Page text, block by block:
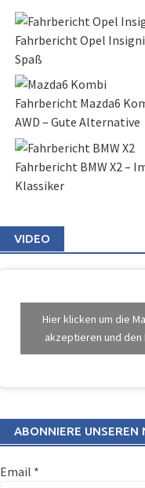
Fahrbericht Opel
Spaß
Fahrbericht Mazda6
AWD – Gute Alternative
Fahrbericht BMW X2 –
Klassiker
VIDEO
Hier klicken um die
akzeptieren und den
ABONNIERE UNSEREN
Email *